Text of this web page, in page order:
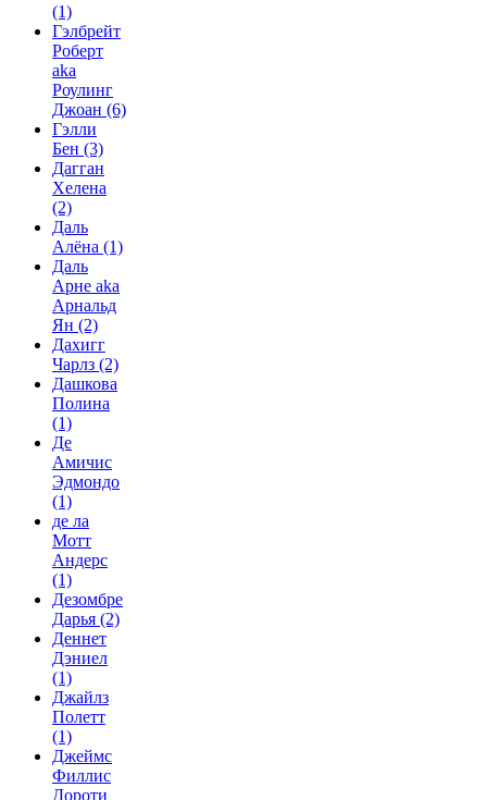
(1)
Гэлбрейт
Роберт
aka
Роулинг
Джоан (6)
Гэлли
Бен (3)
Дагган
Хелена
(2)
Даль
Алёна (1)
Даль
Арне aka
Арнальд
Ян (2)
Дахигг
Чарлз (2)
Дашкова
Полина
(1)
Де
Амичис
Эдмондо
(1)
де ла
Мотт
Андерс
(1)
Дезомбре
Дарья (2)
Деннет
Дэниел
(1)
Джайлз
Полетт
(1)
Джеймс
Филлис
Дороти